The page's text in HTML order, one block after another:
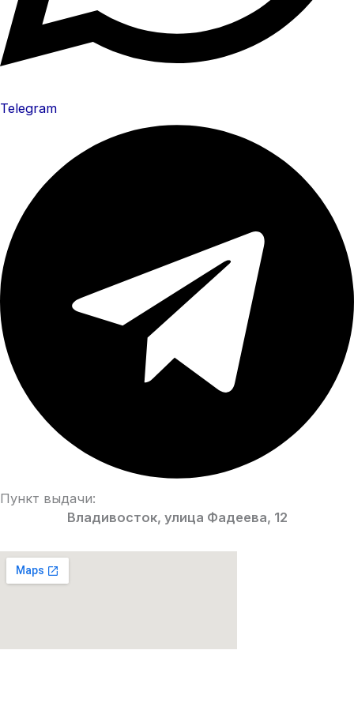
Telegram
Пункт выдачи:
Владивосток, улица Фадеева, 12